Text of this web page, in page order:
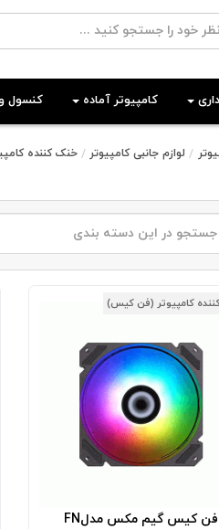
کامپیوتر آماده کنسول
لوازم جانبی کامپیوتر خنک کننده
کامپیوتر (فن کیس)
فن کیس گیم مکس مدلFN